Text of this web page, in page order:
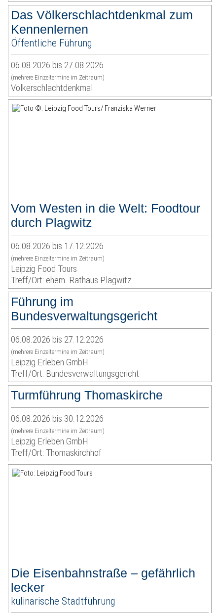
Das Völkerschlachtdenkmal zum
Kennenlernen
Öffentliche Führung
06.08.2026 bis 27.08.2026
(mehrere Einzeltermine im Zeitraum)
Völkerschlachtdenkmal
Vom Westen in die Welt: Foodtour
durch Plagwitz
06.08.2026 bis 17.12.2026
(mehrere Einzeltermine im Zeitraum)
Leipzig Food Tours
Treff/Ort: ehem. Rathaus Plagwitz
Führung im
Bundesverwaltungsgericht
06.08.2026 bis 27.12.2026
(mehrere Einzeltermine im Zeitraum)
Leipzig Erleben GmbH
Treff/Ort: Bundesverwaltungsgericht
Turmführung Thomaskirche
06.08.2026 bis 30.12.2026
(mehrere Einzeltermine im Zeitraum)
Leipzig Erleben GmbH
Treff/Ort: Thomaskirchhof
Die Eisenbahnstraße – gefährlich
lecker
kulinarische Stadtführung